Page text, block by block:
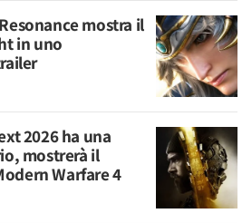
mostra il
in uno
2026 ha una
mostrerà il
Warfare 4